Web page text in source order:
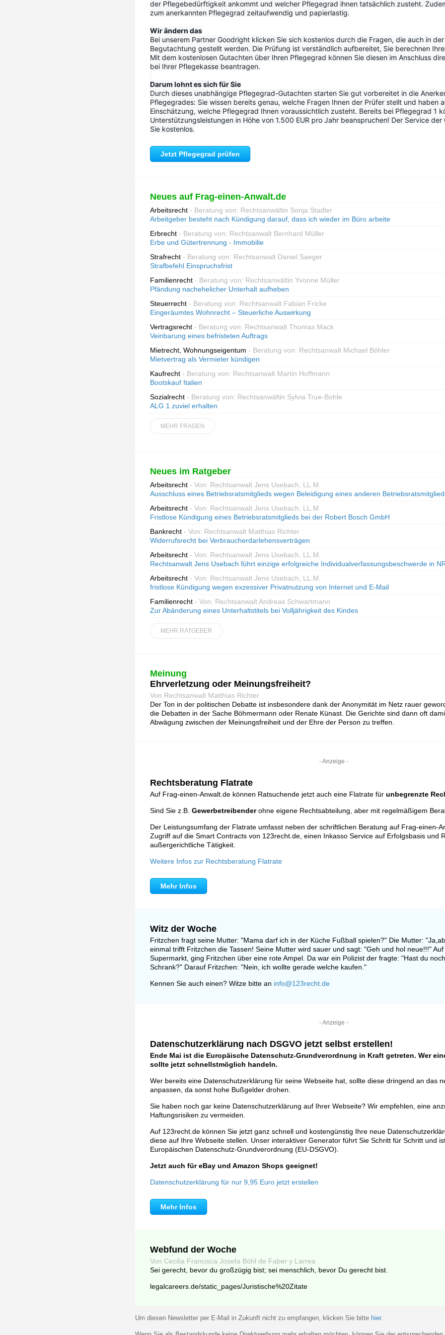
der Pflegebedürftigkeit ankommt und welcher Pflegegrad ihnen tatsächlich zusteht.
zum anerkannten Pflegegrad zeitaufwendig und papierlastig.
Wir ändern das
Bei unserem Partner Goodright klicken Sie sich kostenlos durch die Fragen, die auch in
Begutachtung gestellt werden. Die Prüfung ist verständlich aufbereitet, Sie berechnen
Mit dem kostenlosen Gutachten über Ihren Pflegegrad können Sie diesen im Anschluss
bei Ihrer Pflegekasse beantragen.
Darum lohnt es sich für Sie
Durch dieses unabhängige Pflegegrad-Gutachten starten Sie gut vorbereitet in die
Pflegegrades: Sie wissen bereits genau, welche Fragen Ihnen der Prüfer stellt und haben
Einschätzung, welche Pflegegrad Ihnen voraussichtlich zusteht. Bereits bei Pflegegrad 1
Unterstützungsleistungen in Höhe von 1.500 EUR pro Jahr beanspruchen! Der Service
Sie kostenlos.
Jetzt Pflegegrad prüfen
Neues auf Frag-einen-Anwalt.de
Arbeitsrecht - Beratung von: Rechtsanwältin Sonja Stadler
Arbeitgeber besteht nach Kündigung darauf, dass ich wieder im Büro arbeite
Erbrecht - Beratung von: Rechtsanwalt Bernhard Müller
Erbe und Gütertrennung - Immobilie
Strafrecht - Beratung von: Rechtsanwalt Daniel Saeger
Strafbefehl Einspruchsfrist
Familienrecht - Beratung von: Rechtsanwältin Yvonne Müller
Pfändung nachehelicher Unterhalt aufheben
Steuerrecht - Beratung von: Rechtsanwalt Fabian Fricke
Eingeräumtes Wohnrecht – Steuerliche Auswirkung
Vertragsrecht - Beratung von: Rechtsanwalt Thomas Mack
Veinbarung eines befristeten Auftrags
Mietrecht, Wohnungseigentum - Beratung von: Rechtsanwalt Michael Böhler
Mietvertrag als Vermieter kündigen
Kaufrecht - Beratung von: Rechtsanwalt Martin Hoffmann
Bootskauf Italien
Sozialrecht - Beratung von: Rechtsanwältin Sylvia True-Bohle
ALG 1 zuviel erhalten
MEHR FRAGEN
Neues im Ratgeber
Arbeitsrecht - Von: Rechtsanwalt Jens Usebach, LL.M.
Ausschluss eines Betriebsratsmitglieds wegen Beleidigung eines anderen
Arbeitsrecht - Von: Rechtsanwalt Jens Usebach, LL.M.
Fristlose Kündigung eines Betriebsratsmitglieds bei der Robert Bosch GmbH
Bankrecht - Von: Rechtsanwalt Matthias Richter
Widerrufsrecht bei Verbraucherdarlehensverträgen
Arbeitsrecht - Von: Rechtsanwalt Jens Usebach, LL.M.
Rechtsanwalt Jens Usebach führt einzige erfolgreiche Individualverfassungsbeschwerde in
Arbeitsrecht - Von: Rechtsanwalt Jens Usebach, LL.M.
fristlose Kündigung wegen exzessiver Privatnutzung von Internet und E-Mail
Familienrecht - Von: Rechtsanwalt Andreas Schwartmann
Zur Abänderung eines Unterhaltstitels bei Volljährigkeit des Kindes
MEHR RATGEBER
Meinung
Ehrverletzung oder Meinungsfreiheit?
Von Rechtsanwalt Matthias Richter
Der Ton in der politischen Debatte ist insbesondere dank der Anonymität im Netz rauer
die Debatten in der Sache Böhmermann oder Renate Künast. Die Gerichte sind dann oft
Abwägung zwischen der Meinungsfreiheit und der Ehre der Person zu treffen.
- Anzeige -
Rechtsberatung Flatrate
Auf Frag-einen-Anwalt.de können Ratsuchende jetzt auch eine Flatrate für unbegrenzte
Sind Sie z.B. Gewerbetreibenderohne eigene Rechtsabteilung, aber mit regelmäßigem
Der Leistungsumfang der Flatrate umfasst neben der schriftlichen Beratung auf Frag-einen-
Zugriff auf die Smart Contracts von 123recht.de, einen Inkasso Service auf Erfolgsbasis und
außergerichtliche Tätigkeit.
Weitere Infos zur Rechtsberatung Flatrate
Mehr Infos
Witz der Woche
Fritzchen fragt seine Mutter: "Mama darf ich in der Küche Fußball spielen?" Die Mutter:
einmal trifft Fritzchen die Tassen! Seine Mutter wird sauer und sagt: "Geh und hol neue!!!"
Supermarkt, ging Fritzchen über eine rote Ampel. Da war ein Polizist der fragte: "Hast du
Schrank?" Darauf Fritzchen: "Nein, ich wollte gerade welche kaufen."
Kennen Sie auch einen? Witze bitte an info@123recht.de
- Anzeige -
Datenschutzerklärung nach DSGVO jetzt selbst erstellen!
Ende Mai ist die Europäische Datenschutz-Grundverordnung in Kraft getreten. Wer
sollte jetzt schnellstmöglich handeln.
Wer bereits eine Datenschutzerklärung für seine Webseite hat, sollte diese dringend an das
anpassen, da sonst hohe Bußgelder drohen.
Sie haben noch gar keine Datenschutzerklärung auf Ihrer Webseite? Wir empfehlen, eine
Haftungsrisiken zu vermeiden.
Auf 123recht.de können Sie jetzt ganz schnell und kostengünstig Ihre neue
diese auf Ihre Webseite stellen. Unser interaktiver Generator führt Sie Schritt für Schritt und
Europäischen Datenschutz-Grundverordnung (EU-DSGVO).
Jetzt auch für eBay und Amazon Shops geeignet!
Datenschutzerklärung für nur 9,95 Euro jetzt erstellen
Mehr Infos
Webfund der Woche
Von Cecilia Francisca Josefa Böhl de Faber y Larrea
Sei gerecht, bevor du großzügig bist; sei menschlich, bevor Du gerecht bist.
legalcareers.de/static_pages/Juristische%20Zitate
Um diesen Newsletter per E-Mail in Zukunft nicht zu empfangen, klicken Sie bitte hier.